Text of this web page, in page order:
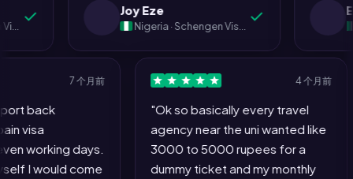
this entire process that did not
make me want to pull my hair
out. Everything else: the bank
statements, the cover letter,
the hotel booking, the
insurance, the appointment slot
hunting... painful. The flight
reservation on MyJet24 took
four minutes and caused zero
Joy Eze
Nigeria · Schengen Visa (Spain)
embassy
Everybody
requirement
means I am
instead of
agent who
same thing I
minutes on
7 个月前
passport back
Spain visa
Seven working days.
myself I would come
4 个
"Ok so basically every travel
agency near the uni wanted
3000 to 5000 rupees for a
dummy ticket and my monthly